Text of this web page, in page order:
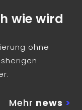
wie wird
ohne
Mehr news >